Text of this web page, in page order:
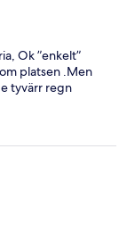
Ok ”enkelt”
platsen .Men
tyvärr regn